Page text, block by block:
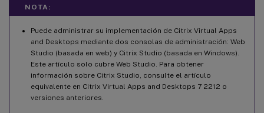
NOTA:
Puede administrar su implementación de Citrix Virtual Apps
and Desktops mediante dos consolas de administración: Web
Studio (basada en web) y Citrix Studio (basada en Windows).
Este artículo solo cubre Web Studio. Para obtener
información sobre Citrix Studio, consulte el artículo
equivalente en Citrix Virtual Apps and Desktops 7 2212 o
versiones anteriores.